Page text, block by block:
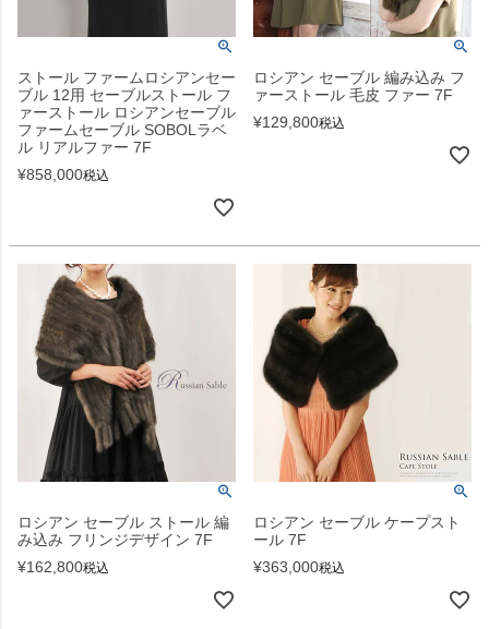
ストール ファームロシアンセー
ブル 12用 セーブルストール フ
ァーストール ロシアンセーブル
ファームセーブル SOBOLラベ
ル リアルファー 7F
¥858,000税込
ロシアン セーブル 編み込み フ
ァーストール 毛皮 ファー 7F
¥129,800税込
ロシアン セーブル ストール 編
み込み フリンジデザイン 7F
¥162,800税込
ロシアン セーブル ケープスト
ール 7F
¥363,000税込